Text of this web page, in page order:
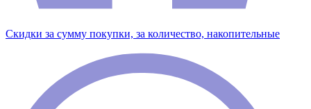
Скидки за сумму покупки, за количество, накопительные